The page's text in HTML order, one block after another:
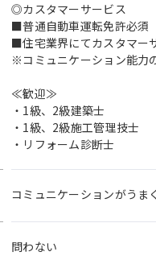
◎カスタマーサービス
■普通自動車運転免許必須
■住宅業界にてカスタマー
※コミュニケーション能力
≪歓迎≫
・1級、2級建築士
・1級、2級施工管理技士
・リフォーム診断士
コミュニケーションがうま
問わない